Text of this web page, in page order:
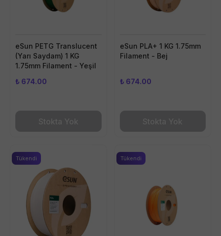
eSun PETG Translucent
(Yarı Saydam) 1 KG
1.75mm Filament - Yeşil
₺ 674.00
Stokta Yok
eSun PLA+ 1 KG 1.75mm
Filament - Bej
₺ 674.00
Stokta Yok
Tükendi Tükendi